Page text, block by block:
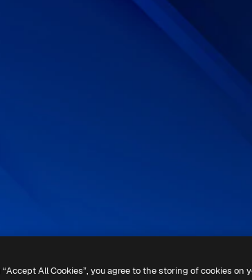
All Cookies”, you agree to the storing of cookies on